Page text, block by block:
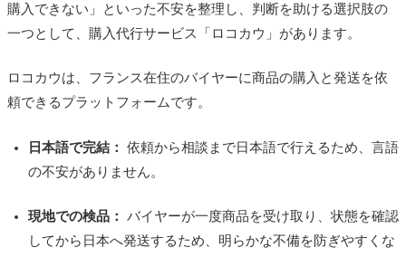
購入できない」といった不安を整理し、判断を助ける選択肢の
一つとして、購入代行サービス「ロコカウ」があります。
ロコカウは、フランス在住のバイヤーに商品の購入と発送を依
頼できるプラットフォームです。
日本語で完結：
依頼から相談まで日本語で行えるため、言語
の不安がありません。
現地での検品：
バイヤーが一度商品を受け取り、状態を確認
してから日本へ発送するため、明らかな不備を防ぎやすくな